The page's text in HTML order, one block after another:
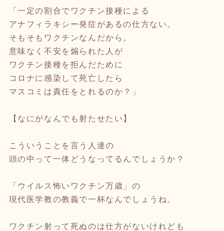
「一定の割合でワクチン接種による
アナフィラキシー発症があるの仕方ない。
そもそもワクチンなんだから。
意味なく不安を煽られた人が
ワクチン接種を拒んだために
コロナに感染して死亡したら
マスコミは責任をとれるのか？」
【なにがなんでも射たせたい】
こういうことを言う人達の
頭の中って一体どうなってるんでしょうか？
「ウイルス怖いワクチン万歳」の
現代医学教の教義で一杯なんでしょうね。
ワクチン射って死ぬのは仕方がないけれども